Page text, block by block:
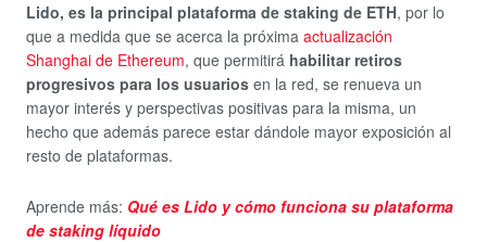
Lido, es la principal plataforma de staking de ETH, por lo
que a medida que se acerca la próxima actualización
Shanghai de Ethereum, que permitirá habilitar retiros
progresivos para los usuarios en la red, se renueva un
mayor interés y perspectivas positivas para la misma, un
hecho que además parece estar dándole mayor exposición al
resto de plataformas.
Aprende más: Qué es Lido y cómo funciona su plataforma
de staking líquido